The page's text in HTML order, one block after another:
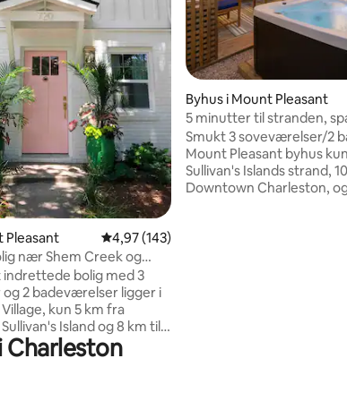
154 omtaler
Pleasant 4,97 ud af 5 i gennemsnitlig
4,97 (143)
nær Shem Creek og
bolig med 3
2 badeværelser ligger i
kun 5 km fra
Island og 8 km til
Gå eller lej en
Creeks barer,
Byhus i Mount Pleasant
5 minutter til stranden,
koldt bad, spil
Smukt 3 soveværelser/2
Mount Pleasant byhus
Sullivan's Islands strand,
Downtown Charleston,